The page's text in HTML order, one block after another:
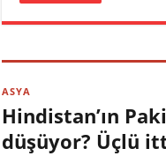
ASYA
Hindistan’ın
düşüyor? Üçlü